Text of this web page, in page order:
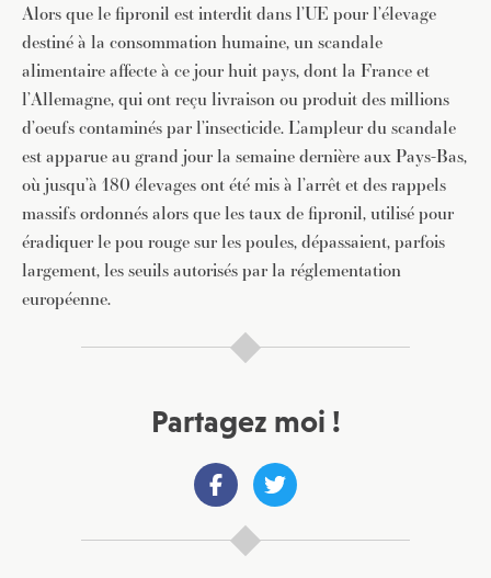
Alors que le fipronil est interdit dans l’UE pour l’élevage
destiné à la consommation humaine, un scandale
alimentaire affecte à ce jour huit pays, dont la France et
l’Allemagne, qui ont reçu livraison ou produit des millions
d’oeufs contaminés par l’insecticide. L’ampleur du scandale
est apparue au grand jour la semaine dernière aux Pays-Bas,
où jusqu’à 180 élevages ont été mis à l’arrêt et des rappels
massifs ordonnés alors que les taux de fipronil, utilisé pour
éradiquer le pou rouge sur les poules, dépassaient, parfois
largement, les seuils autorisés par la réglementation
européenne.
Partagez moi !